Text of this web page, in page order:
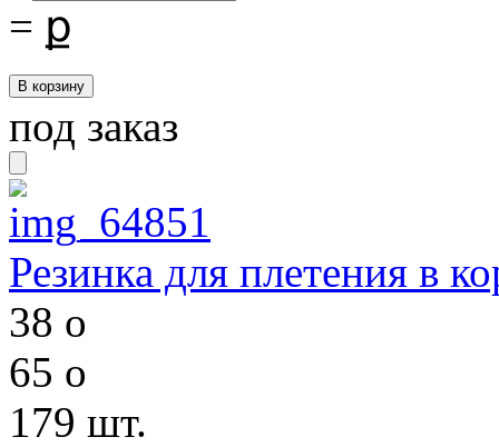
= ք
под заказ
Резинка для плетения в
38 o
65 o
179 шт.